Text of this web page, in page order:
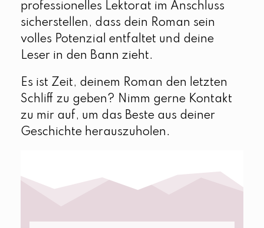
professionelles Lektorat im Anschluss
sicherstellen, dass dein Roman sein
volles Potenzial entfaltet und deine
Leser in den Bann zieht.
Es ist Zeit, deinem Roman den letzten
Schliff zu geben? Nimm gerne Kontakt
zu mir auf, um das Beste aus deiner
Geschichte herauszuholen.